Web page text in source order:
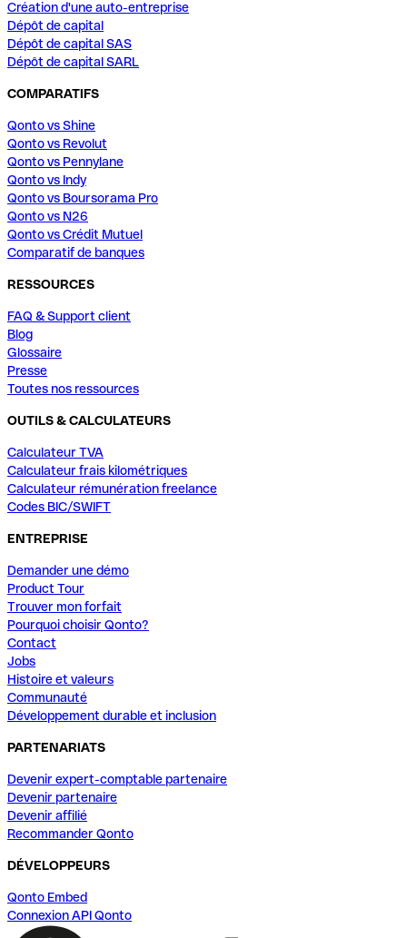
Création d'une auto-entreprise
Dépôt de capital
Dépôt de capital SAS
Dépôt de capital SARL
COMPARATIFS
Qonto vs Shine
Qonto vs Revolut
Qonto vs Pennylane
Qonto vs Indy
Qonto vs Boursorama Pro
Qonto vs N26
Qonto vs Crédit Mutuel
Comparatif de banques
RESSOURCES
FAQ & Support client
Blog
Glossaire
Presse
Toutes nos ressources
OUTILS & CALCULATEURS
Calculateur TVA
Calculateur frais kilométriques
Calculateur rémunération freelance
Codes BIC/SWIFT
ENTREPRISE
Demander une démo
Product Tour
Trouver mon forfait
Pourquoi choisir Qonto?
Contact
Jobs
Histoire et valeurs
Communauté
Développement durable et inclusion
PARTENARIATS
Devenir expert-comptable partenaire
Devenir partenaire
Devenir affilié
Recommander Qonto
DÉVELOPPEURS
Qonto Embed
Connexion API Qonto